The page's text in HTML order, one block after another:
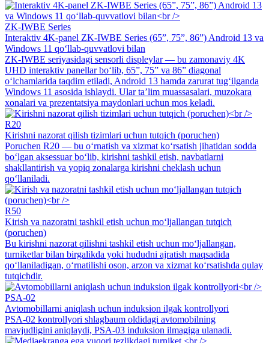
ZK-IWBE Series
Interaktiv 4K-panel ZK-IWBE Series (65”, 75”, 86”) Android 13 va
Windows 11 qo‘llab-quvvatlovi bilan
ZK-IWBE seriyasidagi sensorli displeylar — bu zamonaviy 4K
UHD interaktiv panellar bo‘lib, 65”, 75” va 86” diagonal
o‘lchamlarida taqdim etiladi, Android 13 hamda zarurat tug‘ilganda
Windows 11 asosida ishlaydi. Ular ta’lim muassasalari, muzokara
xonalari va prezentatsiya maydonlari uchun mos keladi.
R20
Kirishni nazorat qilish tizimlari uchun tutqich (poruchen)
Poruchen R20 — bu o‘rnatish va xizmat ko‘rsatish jihatidan sodda
bo‘lgan aksessuar bo‘lib, kirishni tashkil etish, navbatlarni
shakllantirish va yopiq zonalarga kirishni cheklash uchun
qo‘llaniladi.
R50
Kirish va nazoratni tashkil etish uchun mo‘ljallangan tutqich
(poruchen)
Bu kirishni nazorat qilishni tashkil etish uchun mo‘ljallangan,
turniketlar bilan birgalikda yoki hududni ajratish maqsadida
qo‘llaniladigan, o‘rnatilishi oson, arzon va xizmat ko‘rsatishda qulay
tutqichdir.
PSA-02
Avtomobillarni aniqlash uchun induksion ilgak kontrollyori
PSA-02 kontrollyori shlagbaum oldidagi avtomobilning
mavjudligini aniqlaydi, PSA-03 induksion ilmagiga ulanadi.